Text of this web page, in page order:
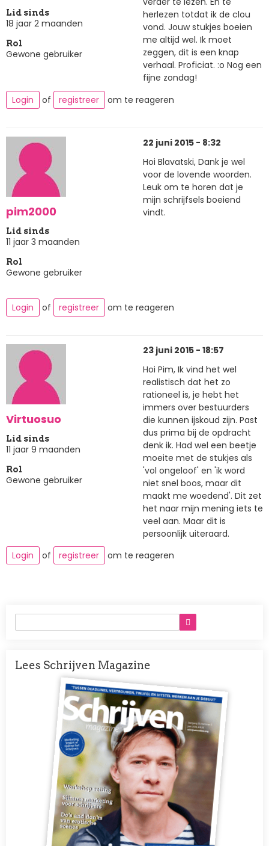
Lid sinds
18 jaar 2 maanden
Rol
Gewone gebruiker
herlezen totdat ik de clou
vond. Jouw stukjes boeien
me altijd wel. Ik moet
zeggen, dit is een knap
verhaal. Proficiat. :o Nog een
fijne zondag!
Login
of registreer om te reageren
pim2000
Lid sinds
11 jaar 3 maanden
Rol
Gewone gebruiker
22 juni 2015 - 8:32
Hoi Blavatski, Dank je wel
voor de lovende woorden.
Leuk om te horen dat je
mijn schrijfsels boeiend
vindt.
Login of registreer om te reageren
Virtuosuo
Lid sinds
11 jaar 9 maanden
Rol
Gewone gebruiker
23 juni 2015 - 18:57
Hoi Pim, Ik vind het wel
realistisch dat het zo
rationeel is, je hebt het
immers over bestuurders
die kunnen ijskoud zijn. Past
dus prima bij de opdracht
denk ik. Had wel een beetje
moeite met de stukjes als
'vol ongeloof' en 'ik word
niet snel boos, maar dit
maakt me woedend'. Dit zet
het naar mijn mening iets te
veel aan. Maar dit is
persoonlijk uiteraard.
Login
of registreer om te reageren
Lees Schrijven Magazine
Afbeelding